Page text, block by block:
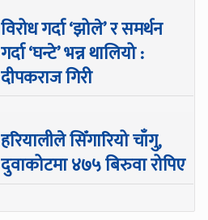
विरोध गर्दा ‘झोले’ र समर्थन
गर्दा ‘घन्टे’ भन्न थालियो :
दीपकराज गिरी
हरियालीले सिँगारियो चाँगु,
दुवाकोटमा ४७५ बिरुवा रोपिए